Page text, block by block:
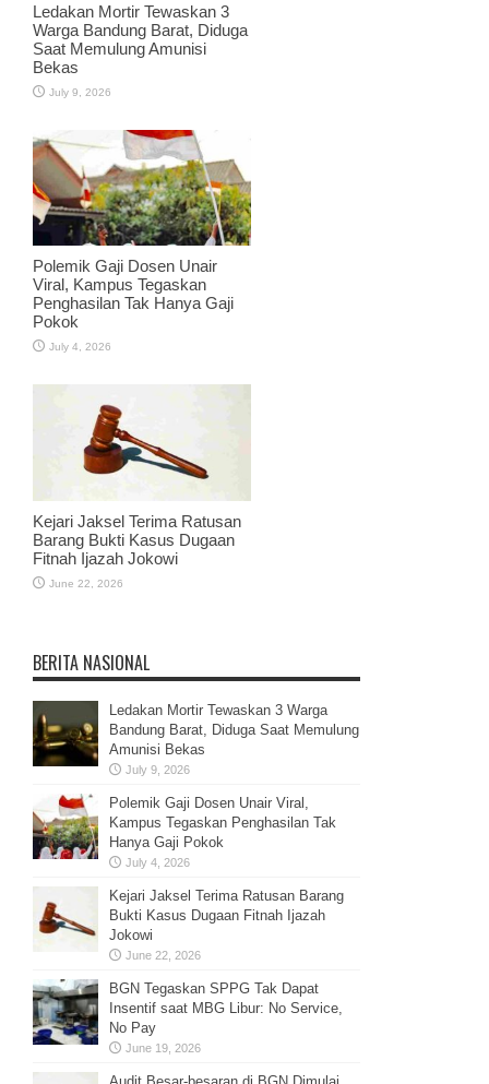
Ledakan Mortir Tewaskan 3
Warga Bandung Barat, Diduga
Saat Memulung Amunisi
Bekas
July 9, 2026
Polemik Gaji Dosen Unair
Viral, Kampus Tegaskan
Penghasilan Tak Hanya Gaji
Pokok
July 4, 2026
Kejari Jaksel Terima Ratusan
Barang Bukti Kasus Dugaan
Fitnah Ijazah Jokowi
June 22, 2026
BERITA NASIONAL
Ledakan Mortir Tewaskan 3 Warga
Bandung Barat, Diduga Saat Memulung
Amunisi Bekas
July 9, 2026
Polemik Gaji Dosen Unair Viral,
Kampus Tegaskan Penghasilan Tak
Hanya Gaji Pokok
July 4, 2026
Kejari Jaksel Terima Ratusan Barang
Bukti Kasus Dugaan Fitnah Ijazah
Jokowi
June 22, 2026
BGN Tegaskan SPPG Tak Dapat
Insentif saat MBG Libur: No Service,
No Pay
June 19, 2026